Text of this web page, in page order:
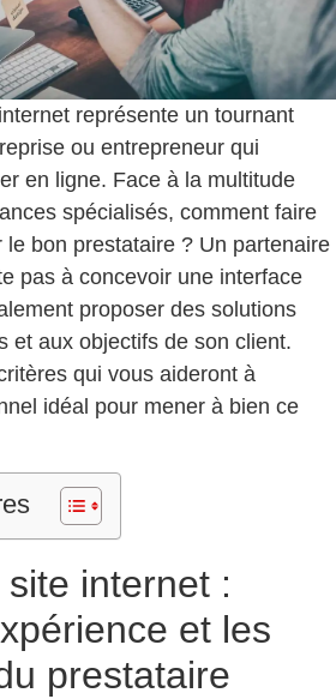
représente un tournant
ou entrepreneur qui
en ligne. Face à la multitude
spécialisés, comment faire
bon prestataire ? Un partenaire
pas à concevoir une interface
proposer des solutions
et aux objectifs de son client.
qui vous aideront à
idéal pour mener à bien ce
internet :
et les
prestataire